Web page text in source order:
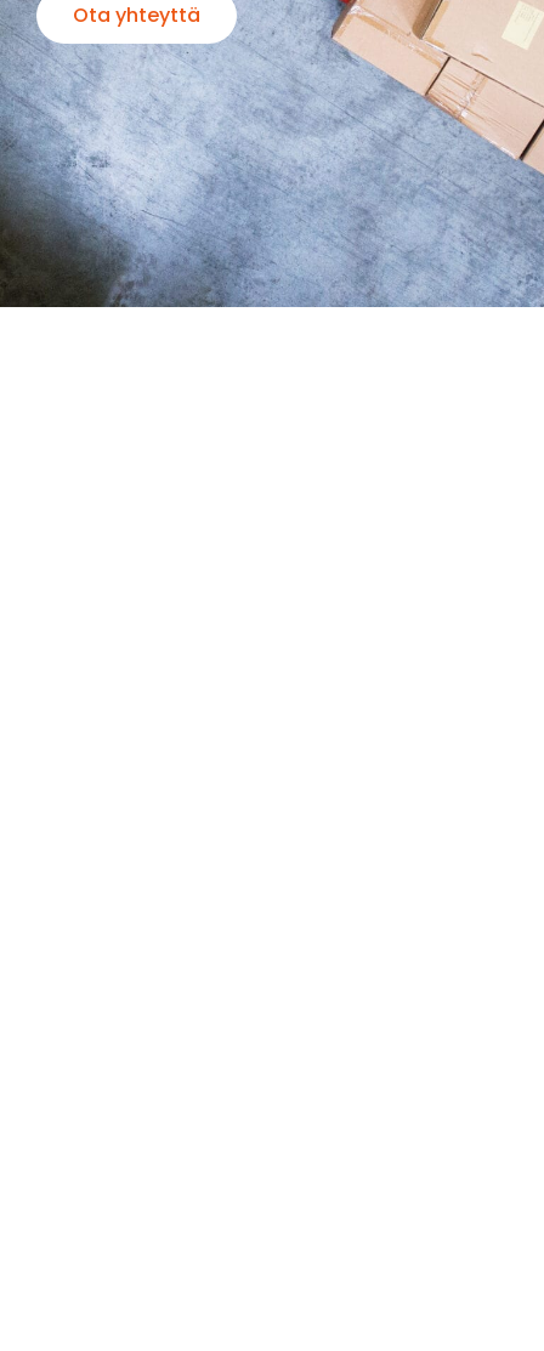
Ota yhteyttä